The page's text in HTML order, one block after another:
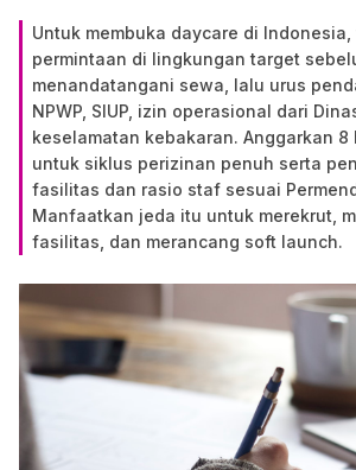
Untuk membuka daycare di
permintaan di lingkungan target
menandatangani sewa, lalu urus
NPWP, SIUP, izin operasional dari
keselamatan kebakaran. Anggarkan 8
untuk siklus perizinan penuh serta
fasilitas dan rasio staf sesuai
Manfaatkan jeda itu untuk merekrut,
fasilitas, dan merancang soft launch.